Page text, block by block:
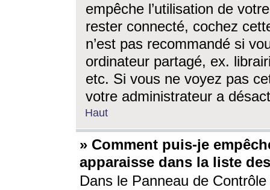
empêche l’utilisation de
rester connecté, cochez
n’est pas recommandé si
ordinateur partagé, ex.
etc. Si vous ne voyez pas
votre administrateur a
Haut
» Comment puis-je
apparaisse dans la liste
Dans le Panneau de